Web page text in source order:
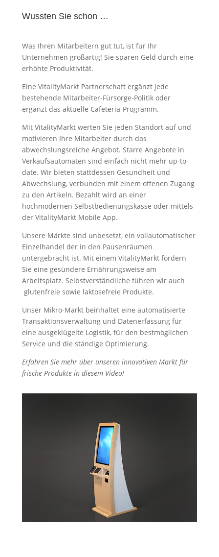
Wussten Sie schon …
Was Ihren Mitarbeitern gut tut, ist für Ihr
Unternehmen großartig! Sie sparen Geld durch eine
erhöhte Produktivität.
Eine VitalityMarkt Partnerschaft ergänzt jede
bestehende Mitarbeiter-Fürsorge-Politik oder
ergänzt das aktuelle Cafeteria-Programm.
Mit VitalityMarkt werten Sie jeden Standort auf und
motivieren Ihre Mitarbeiter durch das
abwechslungsreiche Angebot. Starre Angebote in
Verkaufsautomaten sind einfach nicht mehr up-to-
date. Wir bieten stattdessen Gesundheit und
Abwechslung, verbunden mit einem offenen Zugang
zu den Artikeln. Bezahlt wird an einer
hochmodernen Selbstbedienungskasse oder mittels
der VitalityMarkt Mobile App.
Unsere Märkte sind unbesetzt, ein vollautomatischer
Einzelhandel der in den Pausenräumen
untergebracht ist. Mit einem VitalityMarkt fördern
Sie eine gesündere Ernährungsweise am
Arbeitsplatz. Selbstverständliche führen wir auch
glutenfreie sowie laktosefreie Produkte.
Unser Mikro-Markt beinhaltet eine automatisierte
Transaktionsverwaltung und Datenerfassung für
eine ausgeklügelte Logistik, für den bestmöglichen
Service und die ständige Optimierung.
Erfahren Sie mehr über unseren innovativen Markt für
frische Produkte in diesem Video!